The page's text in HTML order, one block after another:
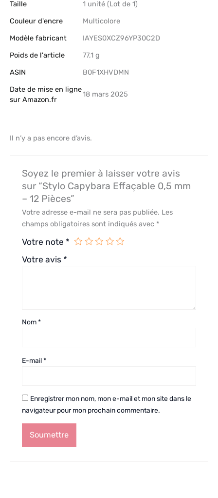
Taille
‎1 unité (Lot de 1)
Couleur d'encre
‎Multicolore
Modèle fabricant
‎IAYES0XCZ96YP30C2D
Poids de l'article
‎77,1 g
ASIN
B0F1XHVDMN
Date de mise en ligne
sur Amazon.fr
18 mars 2025
Il n’y a pas encore d’avis.
Soyez le premier à laisser votre avis
sur “Stylo Capybara Effaçable 0,5 mm
– 12 Pièces”
Votre adresse e-mail ne sera pas publiée. Les
champs obligatoires sont indiqués avec *
Votre note *
Votre avis *
Nom*
E-mail*
Enregistrer mon nom, mon e-mail et mon site dans le
navigateur pour mon prochain commentaire.